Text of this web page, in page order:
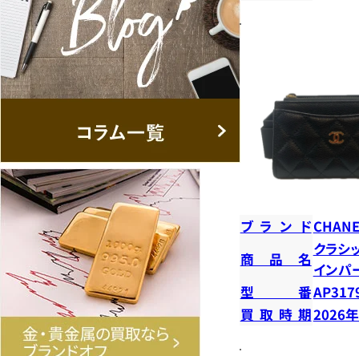
ブランド
商品名
クラシ
インパ
型番
買取時期2026